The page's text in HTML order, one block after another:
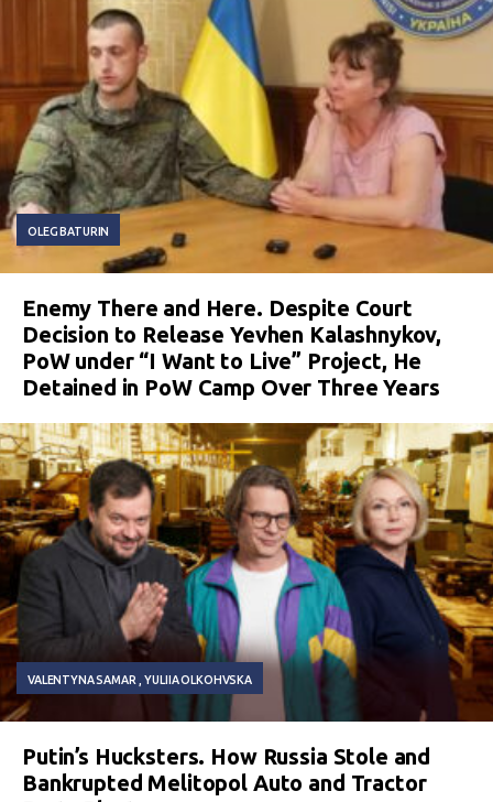
OLEG BATURIN
Enemy There and Here. Despite Court
Decision to Release Yevhen Kalashnykov,
PoW under “I Want to Live” Project, He
Detained in PoW Camp Over Three Years
VALENTYNA SAMAR YULIIA OLKOHVSKA
Putin’s Hucksters. How Russia Stole and
Bankrupted Melitopol Auto and Tractor